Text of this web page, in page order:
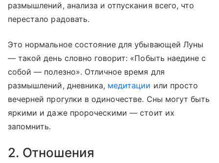
размышлений, анализа и отпускания всего, что
перестало радовать.
Это нормальное состояние для убывающей Луны
— такой день словно говорит: «Побыть наедине с
собой — полезно». Отличное время для
размышлений, дневника, медитации или просто
вечерней прогулки в одиночестве. Сны могут быть
яркими и даже пророческими — стоит их
запомнить.
2. Отношения